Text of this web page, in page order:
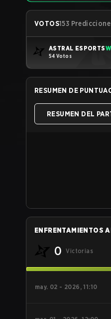
VOTOS153
ASTRAL ESPORTS
54 Votos
RESUMEN DE
RESUMEN DEL
ENFRENTAMIENTOS
0 Victorias
may. 02 - 2026, 11:10